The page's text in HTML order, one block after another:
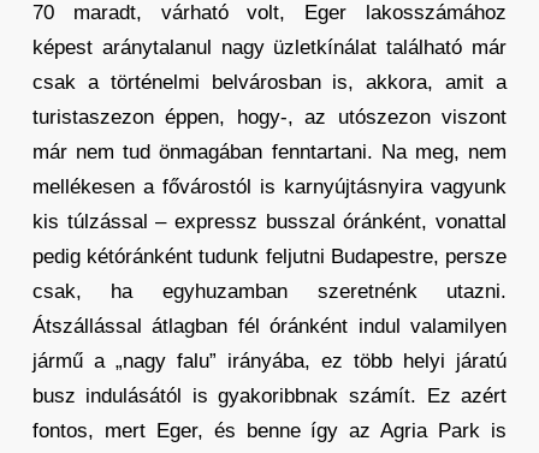
70 maradt, várható volt, Eger lakosszámához
képest aránytalanul nagy üzletkínálat található már
csak a történelmi belvárosban is, akkora, amit a
turistaszezon éppen, hogy-, az utószezon viszont
már nem tud önmagában fenntartani. Na meg, nem
mellékesen a fővárostól is karnyújtásnyira vagyunk
kis túlzással – expressz busszal óránként, vonattal
pedig kétóránként tudunk feljutni Budapestre, persze
csak, ha egyhuzamban szeretnénk utazni.
Átszállással átlagban fél óránként indul valamilyen
jármű a „nagy falu” irányába, ez több helyi járatú
busz indulásától is gyakoribbnak számít. Ez azért
fontos, mert Eger, és benne így az Agria Park is